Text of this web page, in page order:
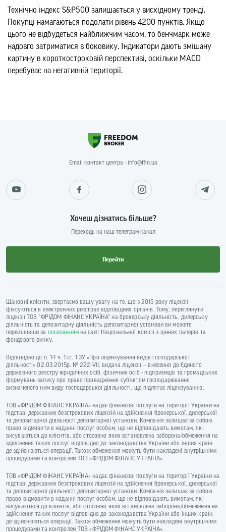
Технічно індекс S&P500 залишається у висхідному тренді.
Покупці намагаються подолати рівень 4200 пунктів. Якщо
цього не відбудеться найближчим часом, то бенчмарк може
надовго затриматися в боковику. Індикатори дають змішану
картину в короткостроковій перспективі, оскільки MACD
перебуває на негативній території.
Email контакт центра - info@ffin.ua
Хочеш дізнатись більше?
Переходь на наш телеграм-канал
Перейти
Шановні клієнти, звертаємо вашу увагу на те, що з 2015 року ліцензії
фіксуються в електронних реєстрах відповідних органів. Тому, переглянути
ліцензії ТОВ "ФРІДОМ ФІНАНС УКРАЇНА" на брокерську діяльність, дилерську
діяльність та депозитарну діяльність депозитарної установи ви можете
перейшовши за посиланнямна сайт Національної комісії з цінних паперів та
фондового ринку.
Відповідно до п. 1-1 ч. 1 ст. 1 ЗУ «Про ліцензування видів господарської
діяльності» 02.03.2015р. № 222-VII, видача ліцензії — внесення до Єдиного
державного реєстру юридичних осіб, фізичних осіб - підприємців та громадських
формувань запису про право провадження суб’єктом господарювання
визначеного ним виду господарської діяльності, що підлягає ліцензуванню.
ТОВ «ФРІДОМ ФІНАНС УКРАЇНА» надає фінансові послуги на території України на
підставі державних безстрокових ліцензій на здійснення брокерської, дилерської
та депозитарної діяльності депозитарної установи. Компанія залишає за собою
право відмовити в наданні послуг особам, що не відповідають вимогам, які
висуваються до клієнтів, або стосовно яких встановлена заборона/обмеження на
здійснення таких послуг відповідно до законодавства України або інших країн,
де здійснюються операції. Також обмеження можуть бути накладені внутрішніми
процедурами та контролем ТОВ «ФРІДОМ ФІНАНС УКРАЇНА».
ТОВ «ФРІДОМ ФІНАНС УКРАЇНА» надає фінансові послуги на території України на
підставі державних безстрокових ліцензій на здійснення брокерської, дилерської
та депозитарної діяльності депозитарної установи. Компанія залишає за собою
право відмовити в наданні послуг особам, що не відповідають вимогам, які
висуваються до клієнтів, або стосовно яких встановлена заборона/обмеження на
здійснення таких послуг відповідно до законодавства України або інших країн,
де здійснюються операції. Також обмеження можуть бути накладені внутрішніми
процедурами та контролем ТОВ «ФРІДОМ ФІНАНС УКРАЇНА».